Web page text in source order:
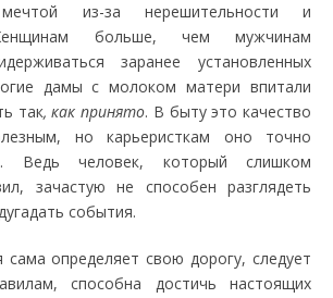
из-за нерешительности и
больше, чем мужчинам
заранее установленных
дамы с молоком матери впитали
так, как принято. В быту это качество
но карьеристкам оно точно
Ведь человек, который слишком
зачастую не способен разглядеть
события.
определяет свою дорогу, следует
способна достичь настоящих